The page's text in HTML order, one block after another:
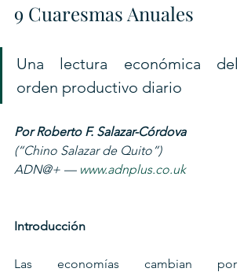
9 Cuaresmas Anuales
Una lectura económica del
orden productivo diario
Por Roberto F. Salazar-Córdova
(“Chino Salazar de Quito”)
ADN@+ — www.adnplus.co.uk
Introducción
Las economías cambian por